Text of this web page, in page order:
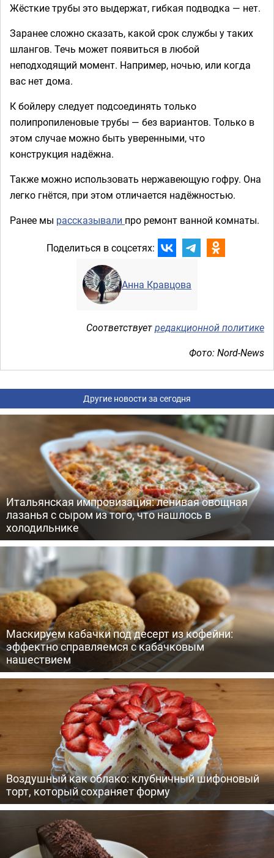
Жёсткие трубы это выдержат, гибкая подводка — нет.
Заранее сложно сказать, какой срок службы у таких
шлангов. Течь может появиться в любой
неподходящий момент. Например, ночью, или когда
вас нет дома.
К бойлеру следует подсоединять только
полипропиленовые трубы — без вариантов. Только в
этом случае можно быть уверенными, что
конструкция надёжна.
Также можно использовать нержавеющую гофру. Она
легко гнётся, при этом отличается надёжностью.
Ранее мы рассказывали про ремонт ванной комнаты.
Поделиться в соцсетях:
Анна Кравцова
Соответствуетредакционной политике
Фото: Nord-News
Другие новости за сегодня
Итальянская импровизация: ленивая овощная
лазанья с сыром из того, что нашлось в
холодильнике
Маскируем кабачки под десерт из кофейни:
эффектно справляемся с кабачковым
нашествием
Воздушный как облако: клубничный шифоновый
торт, который сохраняет форму